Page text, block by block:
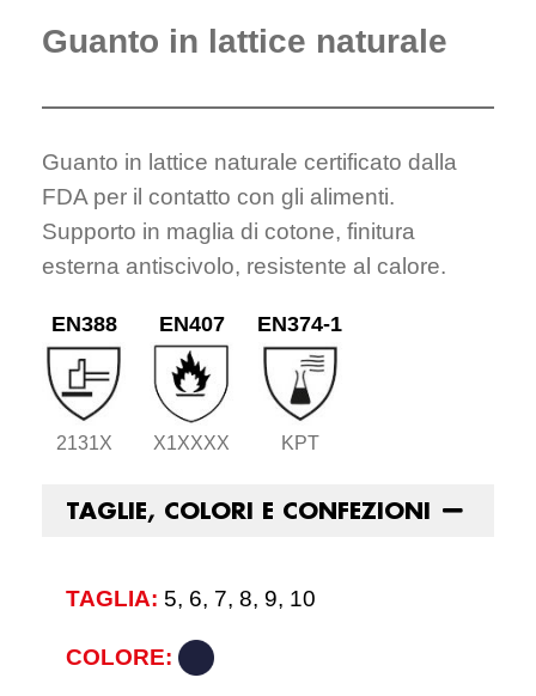
Guanto in lattice naturale
Guanto in lattice naturale certificato dalla
FDA per il contatto con gli alimenti.
Supporto in maglia di cotone, finitura
esterna antiscivolo, resistente al calore.
EN388
2131X
EN407
X1XXXX
EN374-1
KPT
TAGLIE, COLORI E CONFEZIONI
TAGLIA: 5, 6, 7, 8, 9, 10
COLORE: